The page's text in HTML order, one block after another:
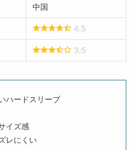
中国
4.5
3.5
ハードスリーブ
イズ感
レにくい